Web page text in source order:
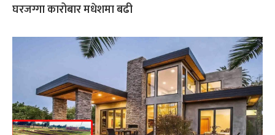
घरजग्गा कारोबार मधेशमा बढी